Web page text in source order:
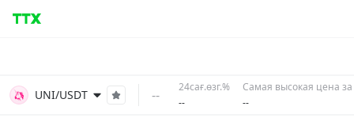
UNI/USDT --
24сағ.өзг.%
--
Самая высокая цена
--